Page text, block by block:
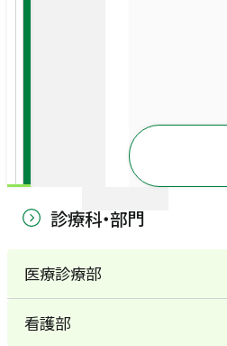
診療科・部門
医療診療部
総合内科
看護部